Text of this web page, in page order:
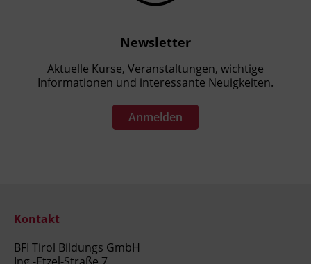
Newsletter
Aktuelle Kurse, Veranstaltungen, wichtige
Informationen und interessante Neuigkeiten.
Anmelden
Kontakt
BFI Tirol Bildungs GmbH